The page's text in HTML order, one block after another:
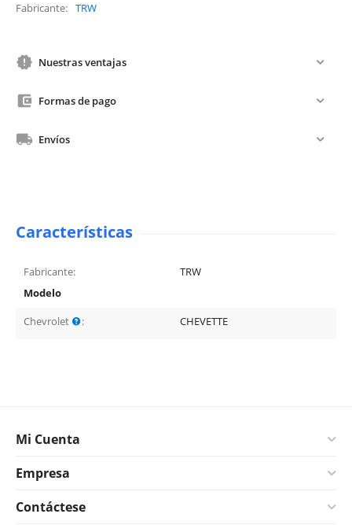
Fabricante TRW
Nuestras ventajas
Formas de pago
Envíos
Características
Fabricante:
TRW
Modelo
Chevrolet
: CHEVETTE
Mi Cuenta
Empresa
Contáctese